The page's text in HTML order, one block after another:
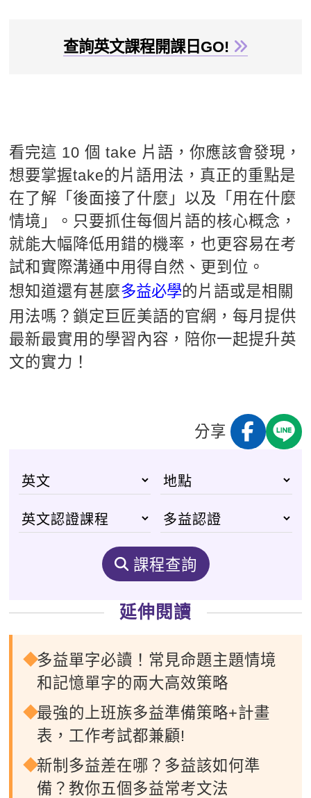
查詢英文課程開課日GO!
看完這 10 個 take 片語，你應該會發現，
想要掌握take的片語用法，真正的重點是
在了解「後面接了什麼」以及「用在什麼
情境」。只要抓住每個片語的核心概念，
就能大幅降低用錯的機率，也更容易在考
試和實際溝通中用得自然、更到位。
想知道還有甚麼多益必學的片語或是相關
用法嗎？鎖定巨匠美語的官網，每月提供
最新最實用的學習內容，陪你一起提升英
文的實力！
分享
課程查詢
延伸閱讀
多益單字必讀！常見命題主題情境
和記憶單字的兩大高效策略
最強的上班族多益準備策略+計畫
表，工作考試都兼顧!
新制多益差在哪？多益該如何準
備？教你五個多益常考文法